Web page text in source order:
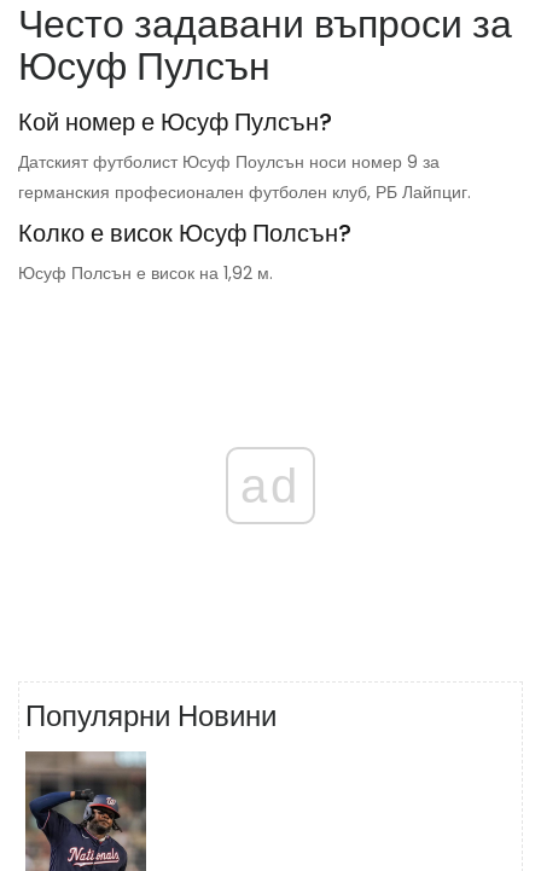
Често задавани въпроси за
Юсуф Пулсън
Кой номер е Юсуф Пулсън?
Датският футболист Юсуф Поулсън носи номер 9 за
германския професионален футболен клуб, РБ Лайпциг.
Колко е висок Юсуф Полсън?
Юсуф Полсън е висок на 1,92 м.
ad
Популярни Новини